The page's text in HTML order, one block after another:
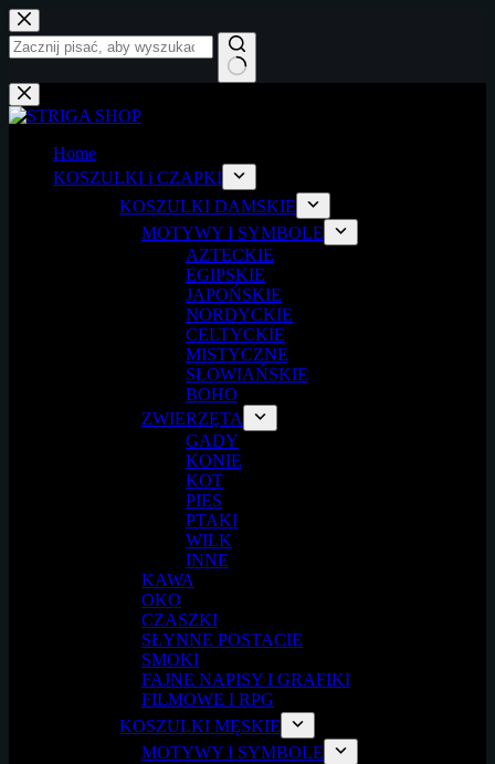
Przejdź
do
treści
Brak
wyników
Home
KOSZULKI i CZAPKI
KOSZULKI DAMSKIE
MOTYWY I SYMBOLE
AZTECKIE
EGIPSKIE
JAPOŃSKIE
NORDYCKIE
CELTYCKIE
MISTYCZNE
SŁOWIAŃSKIE
BOHO
ZWIERZĘTA
GADY
KONIE
KOT
PIES
PTAKI
WILK
INNE
KAWA
OKO
CZASZKI
SŁYNNE POSTACIE
SMOKI
FAJNE NAPISY I GRAFIKI
FILMOWE I RPG
KOSZULKI MĘSKIE
MOTYWY I SYMBOLE